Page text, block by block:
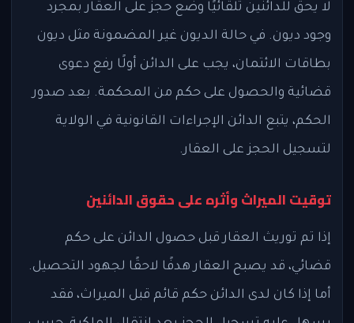
لا يحق للدائنين تلقائيًا وضع حجز على العقار بمجرد
وجود ديون. في حالة الديون غير المضمونة مثل ديون
بطاقات الائتمان، يجب على الدائن أولًا رفع دعوى
قضائية والحصول على حكم من المحكمة. بعد صدور
الحكم، يتبع الدائن الإجراءات القانونية في الولاية
لتسجيل الحجز على العقار.
توقيت الميراث وأثره على حقوق الدائنين
إذا تم توريث العقار قبل حصول الدائن على حكم
قضائي، قد يصبح العقار هدفًا لاحقًا لجهود التحصيل.
أما إذا كان لدى الدائن حكم قائم قبل الميراث، فقد